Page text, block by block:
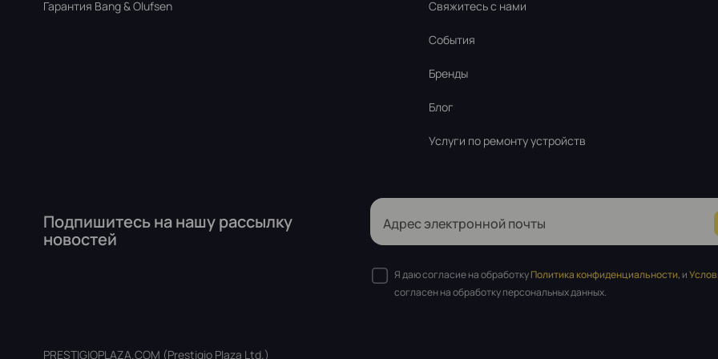
Гарантия Bang & Olufsen Свяжитесь с нами
События
Бренды
Блог
Услуги по ремонту устройств
Подпишитесь на нашу рассылку
новостей
Адрес электронной почты
Я даю согласие на обработкуПолитика конфиденциальности, и
согласен на обработку персональных данных.
PRESTIGIOPLAZA.COM (Prestigio Plaza Ltd.)